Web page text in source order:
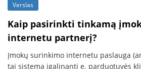
Verslas
Kaip pasirinkti tinkamą
internetu partnerį?
Įmokų surinkimo internetu paslauga
tai sistema įgalinanti e. parduotuvės